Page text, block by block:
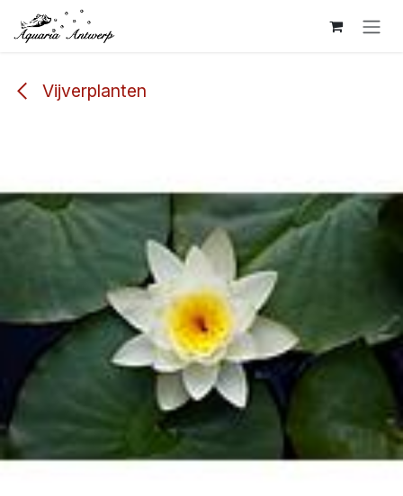
Overslaan naar inhoud
Vijverplanten